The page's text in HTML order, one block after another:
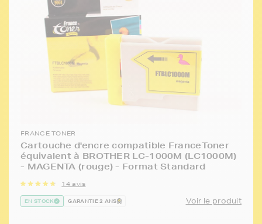
FRANCE TONER
Cartouche d'encre compatible FranceToner
équivalent à BROTHER LC-1000M (LC1000M)
- MAGENTA (rouge) - Format Standard
14 avis
EN STOCK GARANTIE 2 ANS Voir le produit